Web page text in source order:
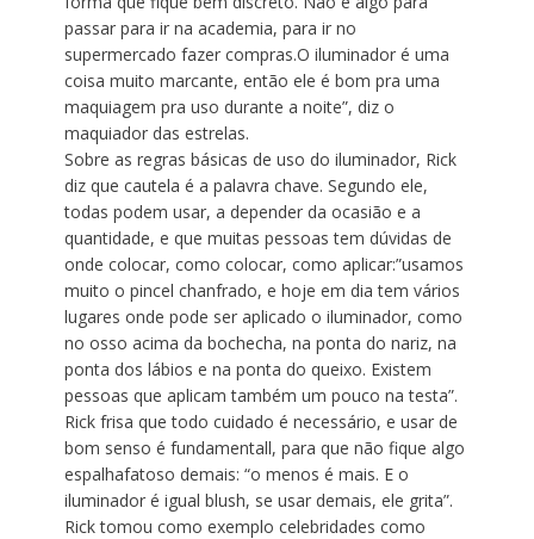
passar para ir na academia, para ir no
supermercado fazer compras.O iluminador é uma
coisa muito marcante, então ele é bom pra uma
maquiagem pra uso durante a noite”, diz o
maquiador das estrelas.
Sobre as regras básicas de uso do iluminador, Rick
diz que cautela é a palavra chave. Segundo ele,
todas podem usar, a depender da ocasião e a
quantidade, e que muitas pessoas tem dúvidas de
onde colocar, como colocar, como aplicar:”usamos
muito o pincel chanfrado, e hoje em dia tem vários
lugares onde pode ser aplicado o iluminador, como
no osso acima da bochecha, na ponta do nariz, na
ponta dos lábios e na ponta do queixo. Existem
pessoas que aplicam também um pouco na testa”.
Rick frisa que todo cuidado é necessário, e usar de
bom senso é fundamentall, para que não fique algo
espalhafatoso demais: “o menos é mais. E o
iluminador é igual blush, se usar demais, ele grita”.
Rick tomou como exemplo celebridades como